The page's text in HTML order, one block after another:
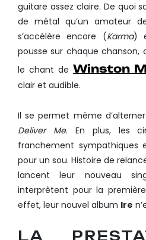
guitare assez claire. De quoi
de métal qu’un amateur
s’accélère encore (Karma)
pousse sur chaque chanson,
le chant de Winston
clair et audible.
Il se permet même
Deliver Me. En plus, les
franchement sympathiques
pour un sou. Histoire de
lancent leur nouveau
interprètent pour la
effet, leur nouvel album Ire
LA